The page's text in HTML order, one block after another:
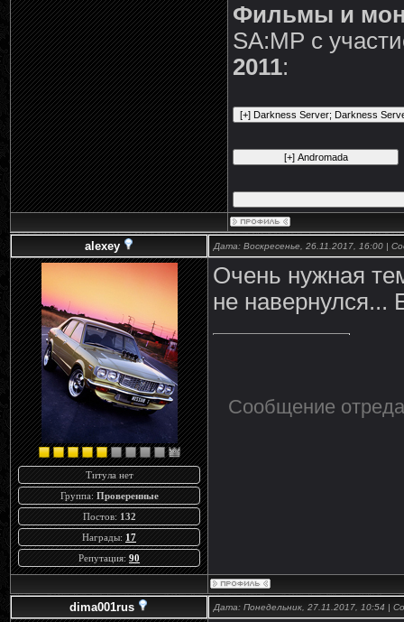
Фильмы и
SA:MP с
2011:
alexey Дата: Воскресенье, 26.11.2017, 16:00 |
Титула нет
Группа: Проверенные
Постов: 132
Награды: 17
Репутация: 90
Очень нужная
не навернулся...
Сообщение
dima001rus Дата: Понедельник, 27.11.2017, 10:54 |